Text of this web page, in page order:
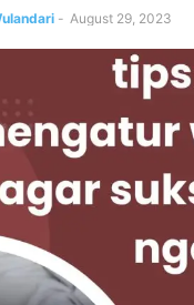
- August 29, 2023